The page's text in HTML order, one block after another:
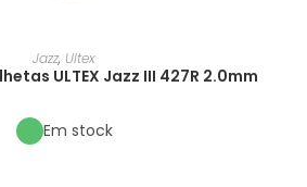
Jazz, Ultex
ULTEX Jazz III 427R 2.0mm
Em stock